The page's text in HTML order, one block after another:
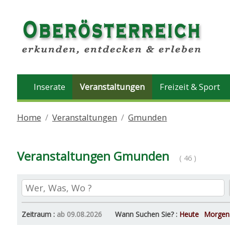
Inserate Veranstaltungen Freizeit & Sport
Home Veranstaltungen Gmunden
Veranstaltungen Gmunden ( 46 )
Zeitraum : ab 09.08.2026 Wann Suchen Sie? : Heute Morgen